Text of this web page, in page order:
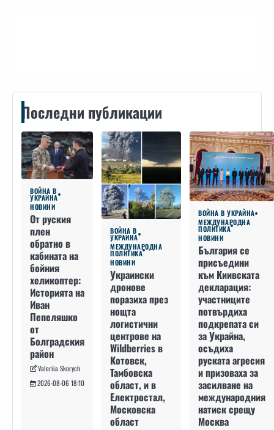
Последни публикации
ВОЙНА В
УКРАЙНА
НОВИНИ
От руския
плен
обратно в
кабината на
бойния
хеликоптер:
Историята на
Иван
Пепеляшко
от
Болградския
район
Valeriia Skorych
2026-08-06 18:10
ВОЙНА В
УКРАЙНА
МЕЖДУНАРОДНА
ПОЛИТИКА
НОВИНИ
Украински
дронове
поразиха през
нощта
логистични
центрове на
Wildberries в
Котовск,
Тамбовска
област, и в
Електростал,
Московска
област
ВОЙНА В УКРАЙНА
МЕЖДУНАРОДНА
ПОЛИТИКА
НОВИНИ
България се
присъедини
към Киивската
декларация:
участниците
потвърдиха
подкрепата си
за Украйна,
осъдиха
руската агресия
и призоваха за
засилване на
международния
натиск срещу
Москва